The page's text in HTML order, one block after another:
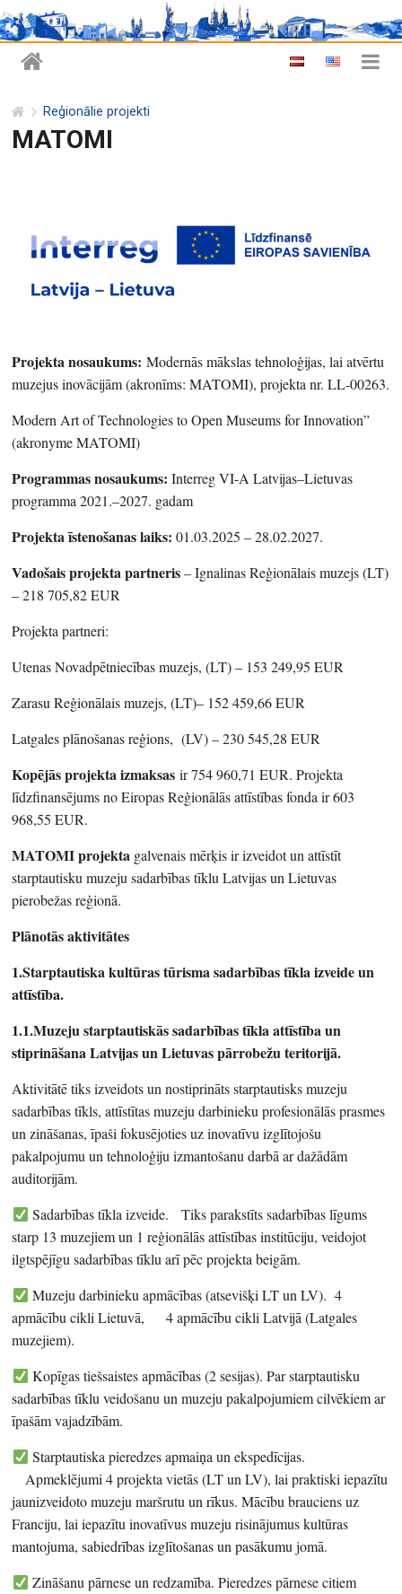
Reģionālie projekti
MATOMI
Projekta nosaukums: Modernās mākslas tehnoloģijas, lai atvērtu
muzejus inovācijām (akronīms: MATOMI), projekta nr. LL-00263.
Modern Art of Technologies to Open Museums for Innovation”
(akronyme MATOMI)
Programmas nosaukums:Interreg VI-A Latvijas–Lietuvas
programma 2021.–2027. gadam
Projekta īstenošanas laiks: 01.03.2025 – 28.02.2027.
Vadošais projekta partneris– Ignalinas Reģionālais muzejs (LT)
– 218 705,82 EUR
Projekta partneri:
Utenas Novadpētniecības muzejs, (LT) – 153 249,95 EUR
Zarasu Reģionālais muzejs, (LT)– 152 459,66 EUR
Latgales plānošanas reģions, (LV) – 230 545,28 EUR
Kopējās projekta izmaksas ir 754 960,71 EUR. Projekta
līdzfinansējums no Eiropas Reģionālās attīstības fonda ir 603
968,55 EUR.
MATOMI projekta galvenais mērķis ir izveidot un attīstīt
starptautisku muzeju sadarbības tīklu Latvijas un Lietuvas
pierobežas reģionā.
Plānotās aktivitātes
1.Starptautiska kultūras tūrisma sadarbības tīkla izveide un
attīstība.
1.1.Muzeju starptautiskās sadarbības tīkla attīstība un
stiprināšana Latvijas un Lietuvas pārrobežu teritorijā.
Aktivitātē tiks izveidots un nostiprināts starptautisks muzeju
sadarbības tīkls, attīstītas muzeju darbinieku profesionālās prasmes
un zināšanas, īpaši fokusējoties uz inovatīvu izglītojošu
pakalpojumu un tehnoloģiju izmantošanu darbā ar dažādām
auditorijām.
Sadarbības tīkla izveide. Tiks parakstīts sadarbības līgums
starp 13 muzejiem un 1 reģionālās attīstības institūciju, veidojot
ilgtspējīgu sadarbības tīklu arī pēc projekta beigām.
Muzeju darbinieku apmācības (atsevišķi LT un LV). 4
apmācību cikli Lietuvā, 4 apmācību cikli Latvijā (Latgales
muzejiem).
Kopīgas tiešsaistes apmācības (2 sesijas). Par starptautisku
sadarbības tīklu veidošanu un muzeju pakalpojumiem cilvēkiem ar
īpašām vajadzībām.
Starptautiska pieredzes apmaiņa un ekspedīcijas.
Apmeklējumi 4 projekta vietās (LT un LV), lai praktiski iepazītu
jaunizveidoto muzeju maršrutu un rīkus. Mācību brauciens uz
Franciju, lai iepazītu inovatīvus muzeju risinājumus kultūras
mantojuma, sabiedrības izglītošanas un pasākumu jomā.
Zināšanu pārnese un redzamība. Pieredzes pārnese citiem